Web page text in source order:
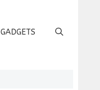
GADGETS